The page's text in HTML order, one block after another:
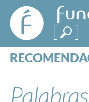
FundéuRAE
- Fundación
del Español
Urgente